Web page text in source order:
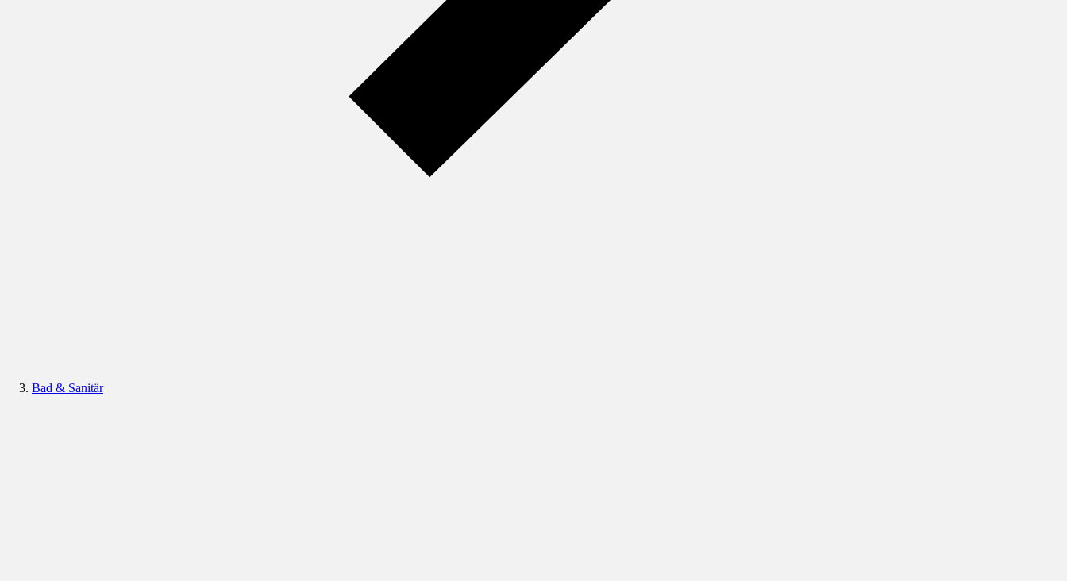
Bad & Sanitär